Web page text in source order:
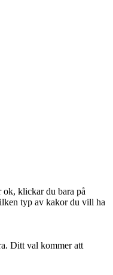
klickar du bara på
typ av kakor du vill ha
Ditt val kommer att